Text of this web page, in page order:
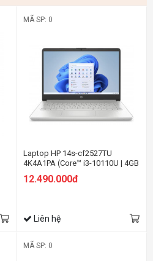
MÃ SP: 0
Laptop HP 14s-cf2527TU
4K4A1PA (Core™ i3-10110U | 4GB
14inch HD | Win 10 | Bạc)
12.490.000đ
Liên hệ
MÃ SP: 0